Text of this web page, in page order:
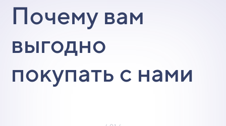
Почему вам
выгодно
покупать с нами